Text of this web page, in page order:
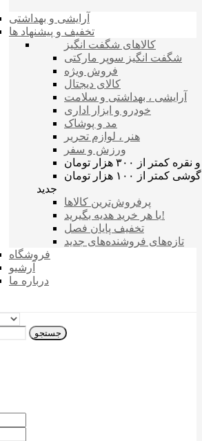
آرایشی و بهداشتی
تخفیف و پیشنهاد ها
کالاهای شگفت انگیز
شگفت انگیز سوپر مارکتی
فروش ویژه
کالای دیجتال
آرایشی ، بهداشتی و سلامت
خودرو و ابزار اداری
مد و پوشاک
هنر ، لوازم تحریر
ورزش و سفر
از ۳۰۰ هزار تومان
از ۱۰۰ هزار تومان
جدید
پرفروش‌ترین‌ کالاها
با هر خرید هدیه بگیرید!
تخفیف پایان فصل
تازه‌های فروشنده‌های جدید
فروشگاه
آرشیو
درباره ما
جستجو